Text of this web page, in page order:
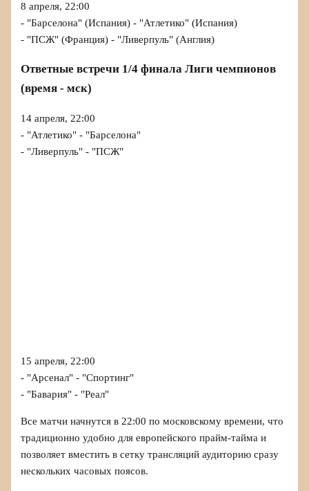
8 апреля, 22:00
- "Барселона" (Испания) - "Атлетико" (Испания)
- "ПСЖ" (Франция) - "Ливерпуль" (Англия)
Ответные встречи 1/4 финала Лиги чемпионов
(время - мск)
14 апреля, 22:00
- "Атлетико" - "Барселона"
- "Ливерпуль" - "ПСЖ"
15 апреля, 22:00
- "Арсенал" - "Спортинг"
- "Бавария" - "Реал"
Все матчи начнутся в 22:00 по московскому времени, что
традиционно удобно для европейского прайм-тайма и
позволяет вместить в сетку трансляций аудиторию сразу
нескольких часовых поясов.